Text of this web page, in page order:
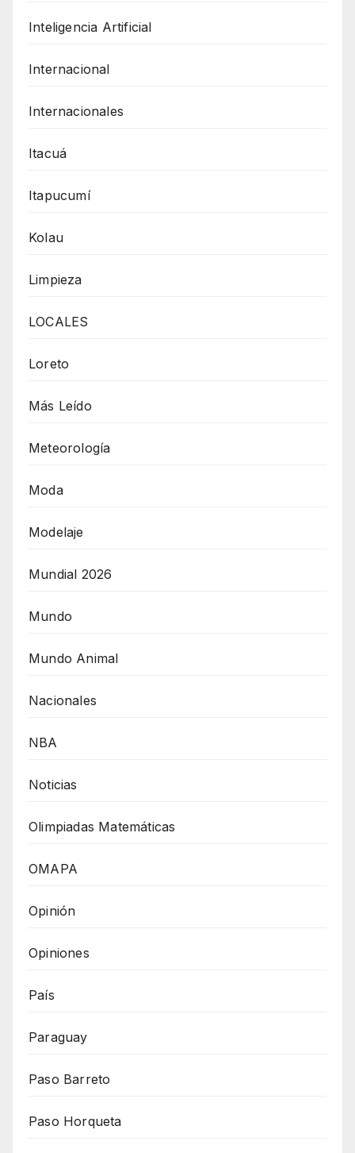
Inteligencia Artificial
Internacional
Internacionales
Itacuá
Itapucumí
Kolau
Limpieza
LOCALES
Loreto
Más Leído
Meteorología
Moda
Modelaje
Mundial 2026
Mundo
Mundo Animal
Nacionales
NBA
Noticias
Olimpiadas Matemáticas
OMAPA
Opinión
Opiniones
País
Paraguay
Paso Barreto
Paso Horqueta